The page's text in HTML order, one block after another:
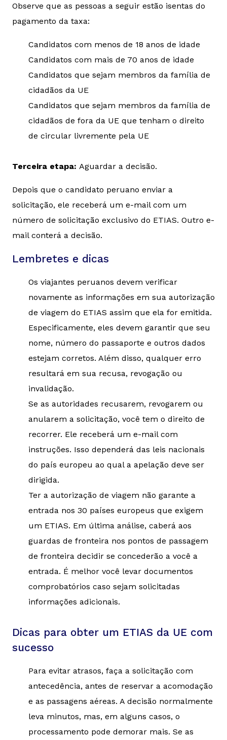
Observe que as pessoas a seguir estão isentas do
pagamento da taxa:
Candidatos com menos de 18 anos de idade
Candidatos com mais de 70 anos de idade
Candidatos que sejam membros da família de
cidadãos da UE
Candidatos que sejam membros da família de
cidadãos de fora da UE que tenham o direito
de circular livremente pela UE
Terceira etapa: Aguardar a decisão.
Depois que o candidato peruano enviar a
solicitação, ele receberá um e-mail com um
número de solicitação exclusivo do ETIAS. Outro e-
mail conterá a decisão.
Lembretes e dicas
Os viajantes peruanos devem verificar
novamente as informações em sua autorização
de viagem do ETIAS assim que ela for emitida.
Especificamente, eles devem garantir que seu
nome, número do passaporte e outros dados
estejam corretos. Além disso, qualquer erro
resultará em sua recusa, revogação ou
invalidação.
Se as autoridades recusarem, revogarem ou
anularem a solicitação, você tem o direito de
recorrer. Ele receberá um e-mail com
instruções. Isso dependerá das leis nacionais
do país europeu ao qual a apelação deve ser
dirigida.
Ter a autorização de viagem não garante a
entrada nos 30 países europeus que exigem
um ETIAS. Em última análise, caberá aos
guardas de fronteira nos pontos de passagem
de fronteira decidir se concederão a você a
entrada. É melhor você levar documentos
comprobatórios caso sejam solicitadas
informações adicionais.
Dicas para obter um ETIAS da UE com
sucesso
Para evitar atrasos, faça a solicitação com
antecedência, antes de reservar a acomodação
e as passagens aéreas. A decisão normalmente
leva minutos, mas, em alguns casos, o
processamento pode demorar mais. Se as